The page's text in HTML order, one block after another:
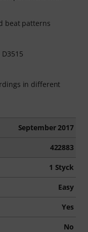
beat patterns
in different
September 2017
422883
1 Styck
Easy
Yes
No